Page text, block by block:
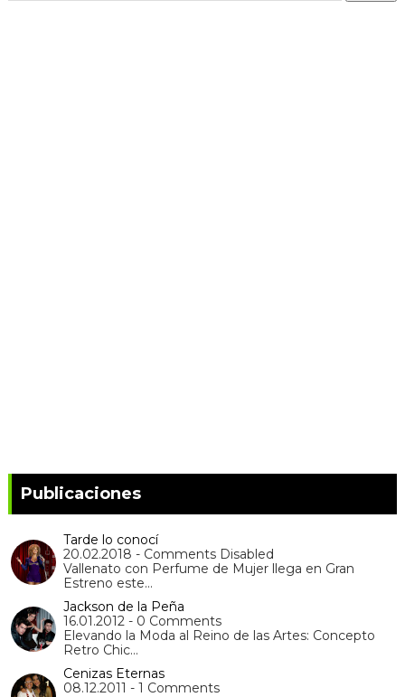
Publicaciones
Tarde lo conocí
20.02.2018 - Comments Disabled
Vallenato con Perfume de Mujer llega en Gran
Estreno este…
Jackson de la Peña
16.01.2012 - 0 Comments
Elevando la Moda al Reino de las Artes: Concepto
Retro Chic…
Cenizas Eternas
08.12.2011 - 1 Comments